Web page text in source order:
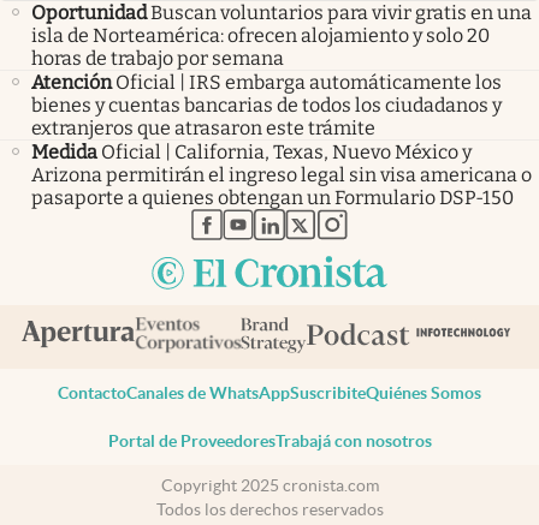
OportunidadBuscan voluntarios para vivir gratis en una
isla de Norteamérica: ofrecen alojamiento y solo 20
horas de trabajo por semana
Atención Oficial | IRS embarga automáticamente los
bienes y cuentas bancarias de todos los ciudadanos y
extranjeros que atrasaron este trámite
Medida Oficial | California, Texas, Nuevo México y
Arizona permitirán el ingreso legal sin visa americana o
pasaporte a quienes obtengan un Formulario DSP-150
abre en nueva pestaña
abre en nueva pestaña
abre en nueva pestaña
abre en nueva pestaña
abre en nueva pestaña
ContactoCanales de WhatsAppSuscribiteQuiénes Somos
Portal de ProveedoresTrabajá con nosotros
Copyright 2025 cronista.com
Todos los derechos reservados